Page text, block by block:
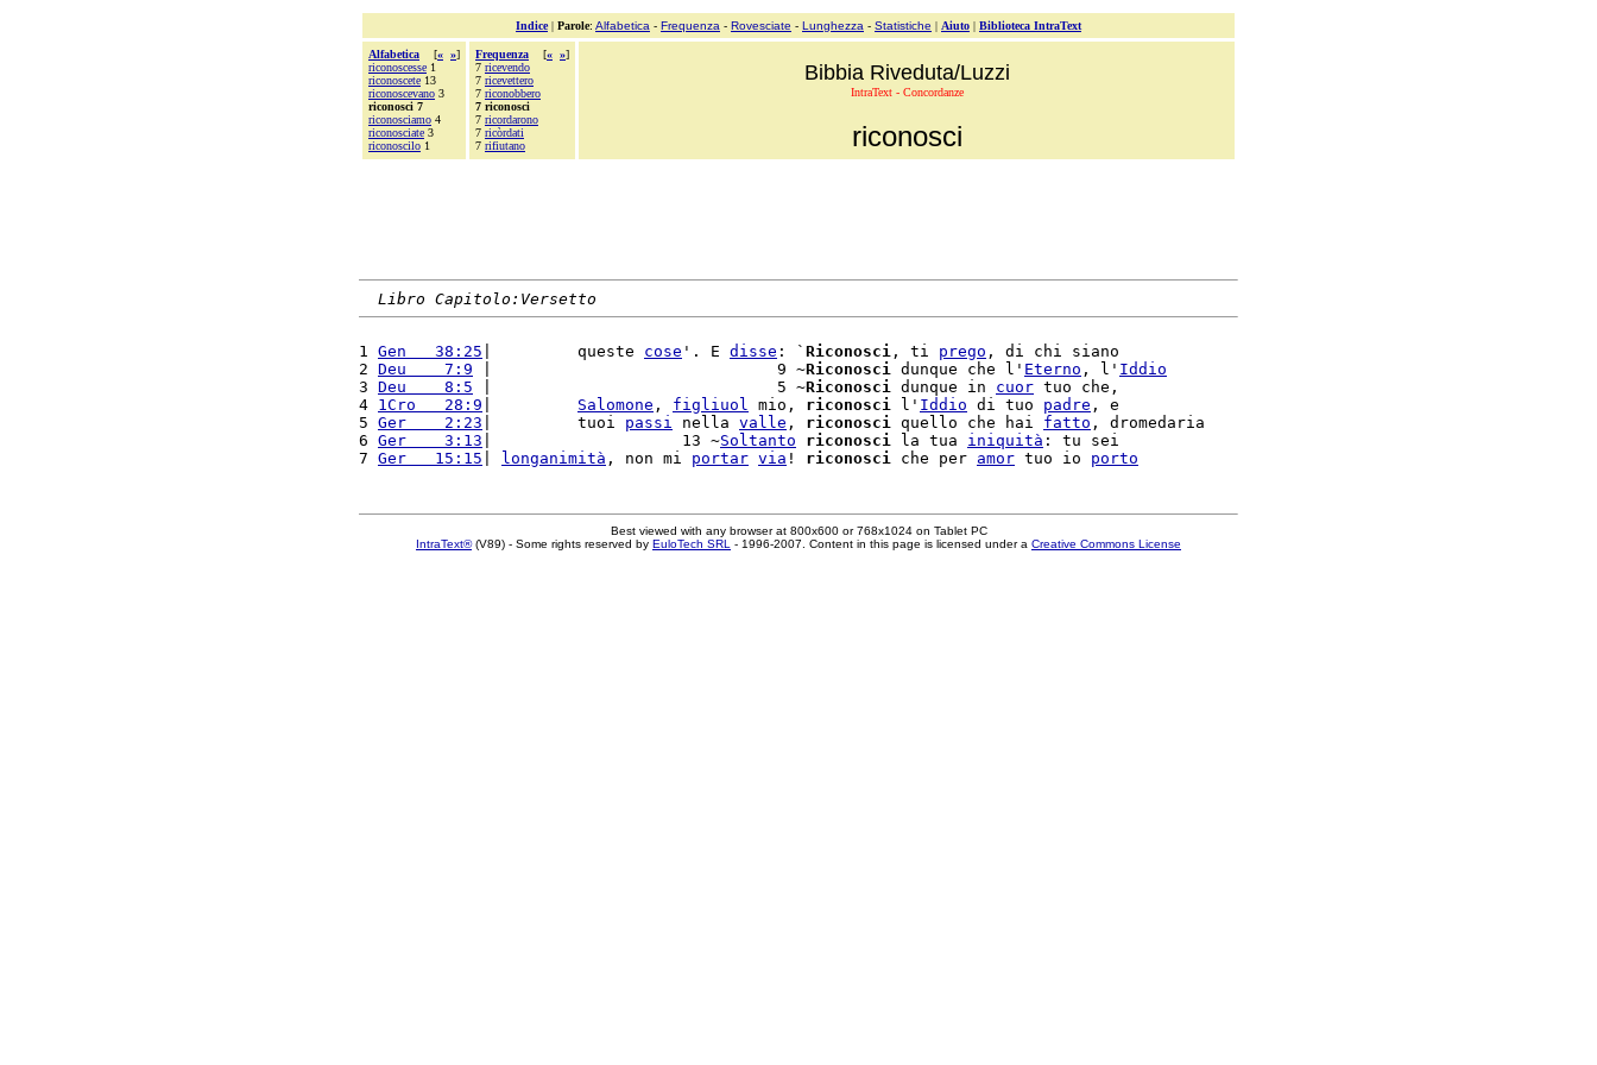
Indice| Parole: Alfabetica - Frequenza - Rovesciate - Lunghezza - Statistiche | Aiuto | Biblioteca IntraText
Alfabetica [« »]
riconoscesse 1
riconoscete 13
riconoscevano 3
riconosci 7
riconosciamo 4
riconosciate 3
riconoscilo 1
Frequenza [« »]
7 ricevendo
7 ricevettero
7 riconobbero
7 riconosci
7 ricordarono
7 ricòrdati
7 rifiutano
Bibbia Riveduta/Luzzi
IntraText - Concordanze
riconosci
Libro Capitolo:Versetto
1 Gen   38:25 |         queste cose '. E disse : ` Riconosci , ti prego , di chi siano
2 Deu    7:9 |                              9 ~Riconosci dunque che l' Eterno , l' Iddio
3 Deu    8:5 |                              5 ~Riconosci dunque in cuor tuo che,
4 1Cro   28:9 Salomone , figliuol mio, riconosci l' Iddio di tuo padre , e
5 Ger    2:23 |         tuoi passi nella valle , riconosci quello che hai fatto , dromedaria
6 Ger    3:13 |                    13 ~Soltanto riconosci la tua iniquità : tu sei
7 Ger   15:15 longanimità , non mi portar via ! riconosci che per amor tuo io porto
Best viewed with any browser at 800x600 or 768x1024 on Tablet PC
IntraText®(V89) - Some rights reserved by EuloTech SRL - 1996-2007. Content in this page is licensed under a Creative Commons License